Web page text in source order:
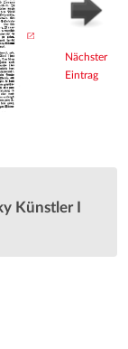
Nächster
Eintrag
Künstler I